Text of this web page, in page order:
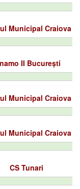
Municipal Craiova
II București
Municipal Craiova
Municipal Craiova
CS Tunari